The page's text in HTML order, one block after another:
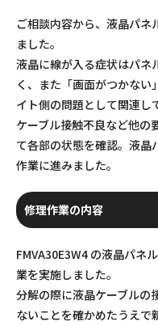
ご相談内容から、液晶パネ
ました。
液晶に線が入る症状はパネ
く、また「画面がつかない
イト側の問題として関連し
ケーブル接触不良など他の
て各部の状態を確認。液晶
作業に進みました。
修理作業の内容
FMVA30E3W4 の液晶パネ
業を実施しました。
分解の際に液晶ケーブルの
ないことを確かめたうえで